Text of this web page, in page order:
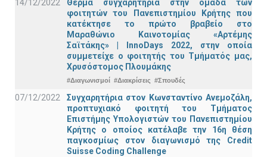
14/12/2022
Θερμά συγχαρητήρια στην ομάδα των
φοιτητών του Πανεπιστημίου Κρήτης που
κατέκτησε το πρώτο βραβείο στο
Μαραθώνιο Καινοτομίας «Αρτέμης
Σαϊτάκης» | InnoDays 2022, στην οποία
συμμετείχε ο φοιτητής του Τμήματός μας,
Χρυσόστομος Πλουμάκης
#Διαγωνισμοί #Διακρίσεις #Σπουδές
07/12/2022
Συγχαρητήρια στον Κωνσταντίνο Ανεμοζάλη,
προπτυχιακό φοιτητή του Τμήματος
Επιστήμης Υπολογιστών του Πανεπιστημίου
Κρήτης ο οποίος κατέλαβε την 16η θέση
παγκοσμίως στον διαγωνισμό της Credit
Suisse Coding Challenge